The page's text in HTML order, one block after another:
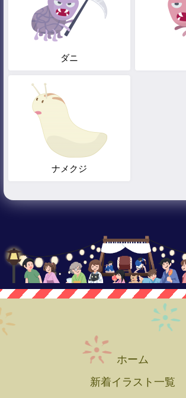
ダニ
ナメクジ
ホーム
新着イラスト一覧